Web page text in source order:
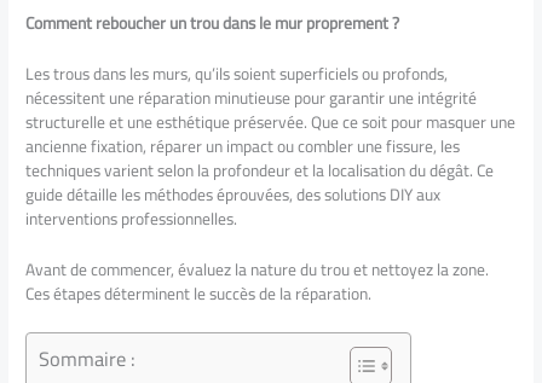
Comment reboucher un trou dans le mur proprement ?
Les trous dans les murs, qu’ils soient superficiels ou profonds,
nécessitent une réparation minutieuse pour garantir une intégrité
structurelle et une esthétique préservée. Que ce soit pour masquer une
ancienne fixation, réparer un impact ou combler une fissure, les
techniques varient selon la profondeur et la localisation du dégât. Ce
guide détaille les méthodes éprouvées, des solutions DIY aux
interventions professionnelles.
Avant de commencer, évaluez la nature du trou et nettoyez la zone.
Ces étapes déterminent le succès de la réparation.
Sommaire :